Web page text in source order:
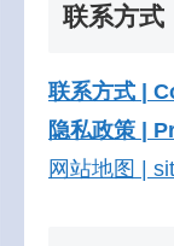
联系方式
联系方式 |
隐私政策 |
网站地图 |